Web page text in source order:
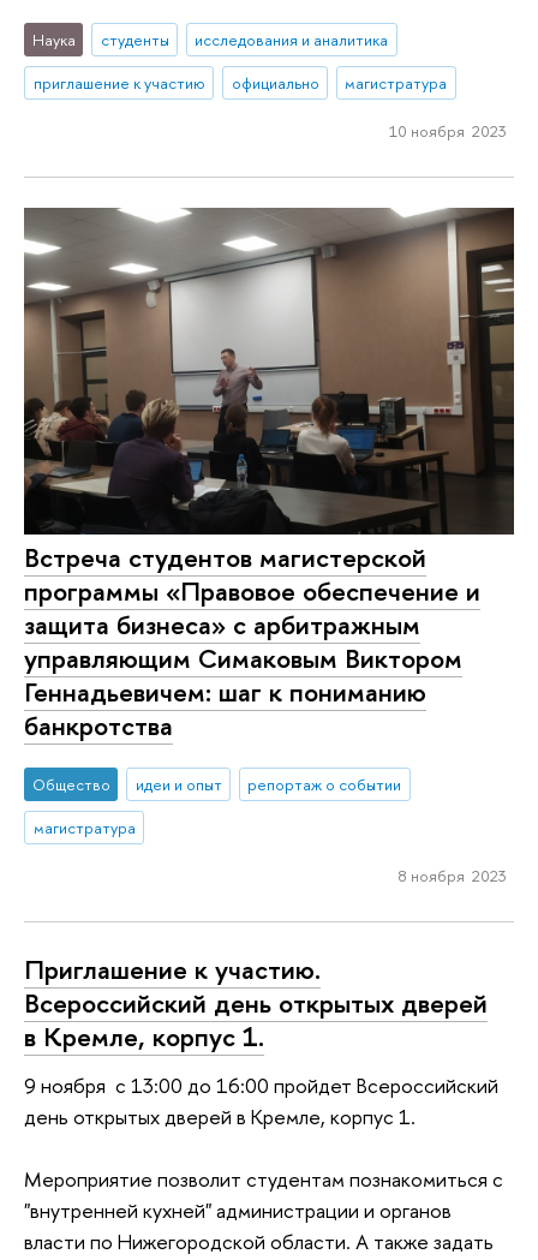
Наука студенты
исследования и аналитика
приглашение к участию
официально магистратура
10 ноября 2023
Встреча студентов магистерской
программы «Правовое обеспечение и
защита бизнеса» с арбитражным
управляющим Симаковым Виктором
Геннадьевичем: шаг к пониманию
банкротства
Общество идеи и опыт
репортаж о событии
магистратура
8 ноября 2023
Приглашение к участию.
Всероссийский день открытых дверей
в Кремле, корпус 1.
9 ноября с 13:00 до 16:00 пройдет Всероссийский
день открытых дверей в Кремле, корпус 1.
Мероприятие позволит студентам познакомиться с
"внутренней кухней" администрации и органов
власти по Нижегородской области. А также задать